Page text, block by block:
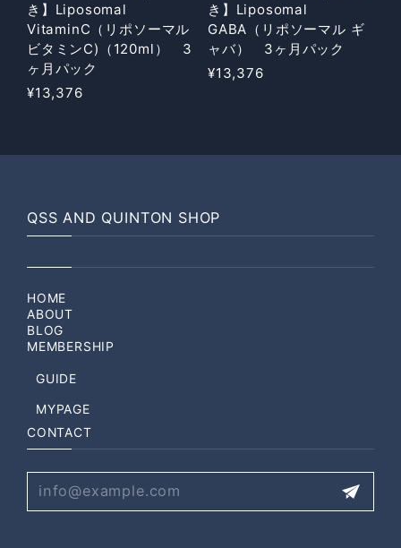
き】Liposomal
VitaminC（リポソーマル
ビタミンC)（120ml） 3
ヶ月パック
¥13,376
き】Liposomal
GABA（リポソーマル ギ
ャバ） 3ヶ月パック
¥13,376
QSS AND QUINTON SHOP
HOME
ABOUT
BLOG
MEMBERSHIP
GUIDE
MYPAGE
CONTACT